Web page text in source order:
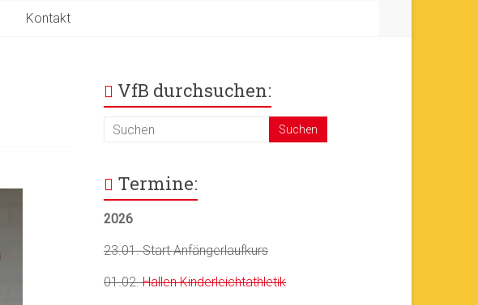
Kontakt
VfB durchsuchen:
Termine:
2026
23.01. Start Anfängerlaufkurs
01.02.Hallen Kinderleichtathletik